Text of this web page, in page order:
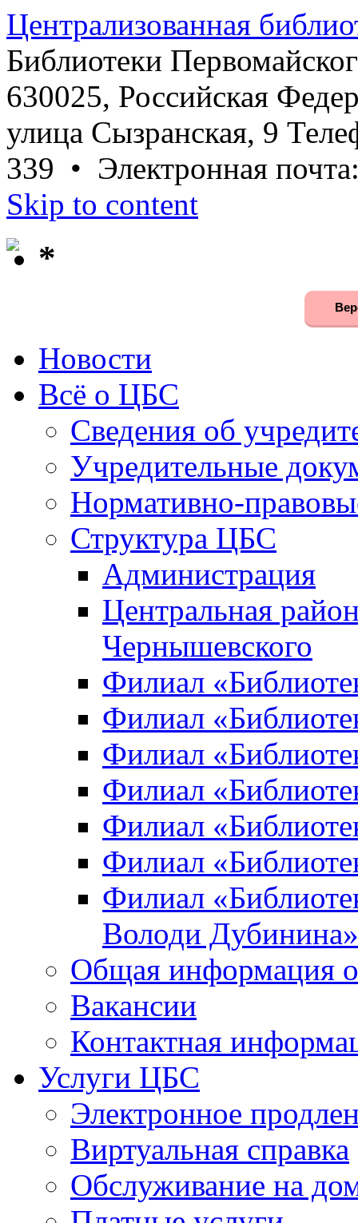
Централизованная
Библиотеки
630025, Российская
улица Сызранская, 9
339 • Электронная
Skip to content
*
Новости
Всё о ЦБС
Сведения об
Учредительные
Нормативно-
Структура ЦБС
Администрация
Центральная
Чернышевского
Филиал
Филиал
Филиал
Филиал
Филиал
Филиал
Филиал
Володи Дубинина»
Общая информация
Вакансии
Контактная
Услуги ЦБС
Электронное
Виртуальная справка
Обслуживание на